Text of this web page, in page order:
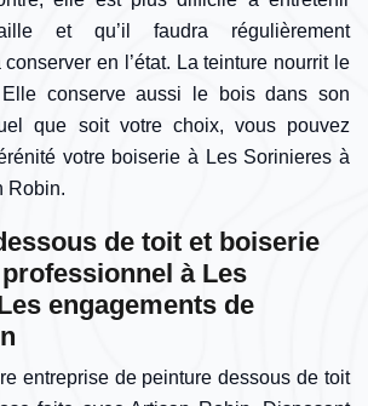
et qu’il faudra régulièrement
conserver en l’état. La teinture nourrit le
conserve aussi le bois dans son
que soit votre choix, vous pouvez
votre boiserie à Les Sorinieres à
Robin.
de toit et boiserie
à Les
engagements de
entreprise de peinture dessous de toit